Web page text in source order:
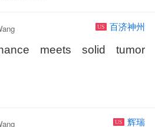
US 百济神州
meets solid tumor
US 辉瑞